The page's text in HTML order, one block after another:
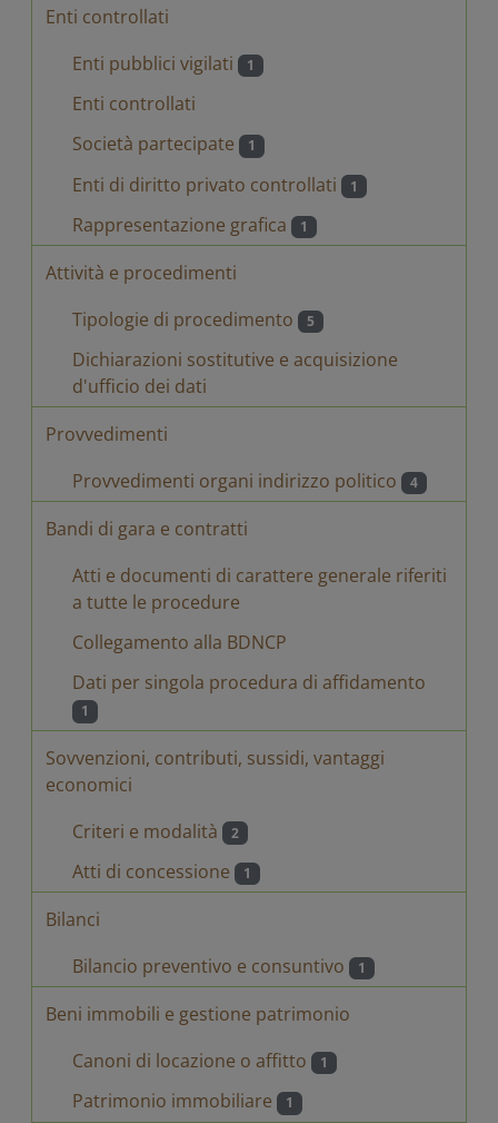
Enti controllati
Enti pubblici vigilati
1
Enti controllati
Società partecipate
1
Enti di diritto privato controllati 1
Rappresentazione grafica 1
Attività e procedimenti
Tipologie di procedimento
5
Dichiarazioni sostitutive e acquisizione
d'ufficio dei dati
Provvedimenti
Provvedimenti organi indirizzo politico
4
Bandi di gara e contratti
Atti e documenti di carattere generale riferiti
a tutte le procedure
Collegamento alla BDNCP
Dati per singola procedura di affidamento
1
Sovvenzioni, contributi, sussidi, vantaggi
economici
Criteri e modalità
2
Atti di concessione 1
Bilanci
Bilancio preventivo e consuntivo
1
Beni immobili e gestione patrimonio
Canoni di locazione o affitto
1
Patrimonio immobiliare 1